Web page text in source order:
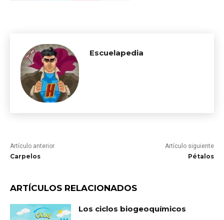
Escuelapedia
Artículo anterior
Carpelos
Artículo siguiente
Pétalos
ARTÍCULOS RELACIONADOS
Los ciclos biogeoquímicos